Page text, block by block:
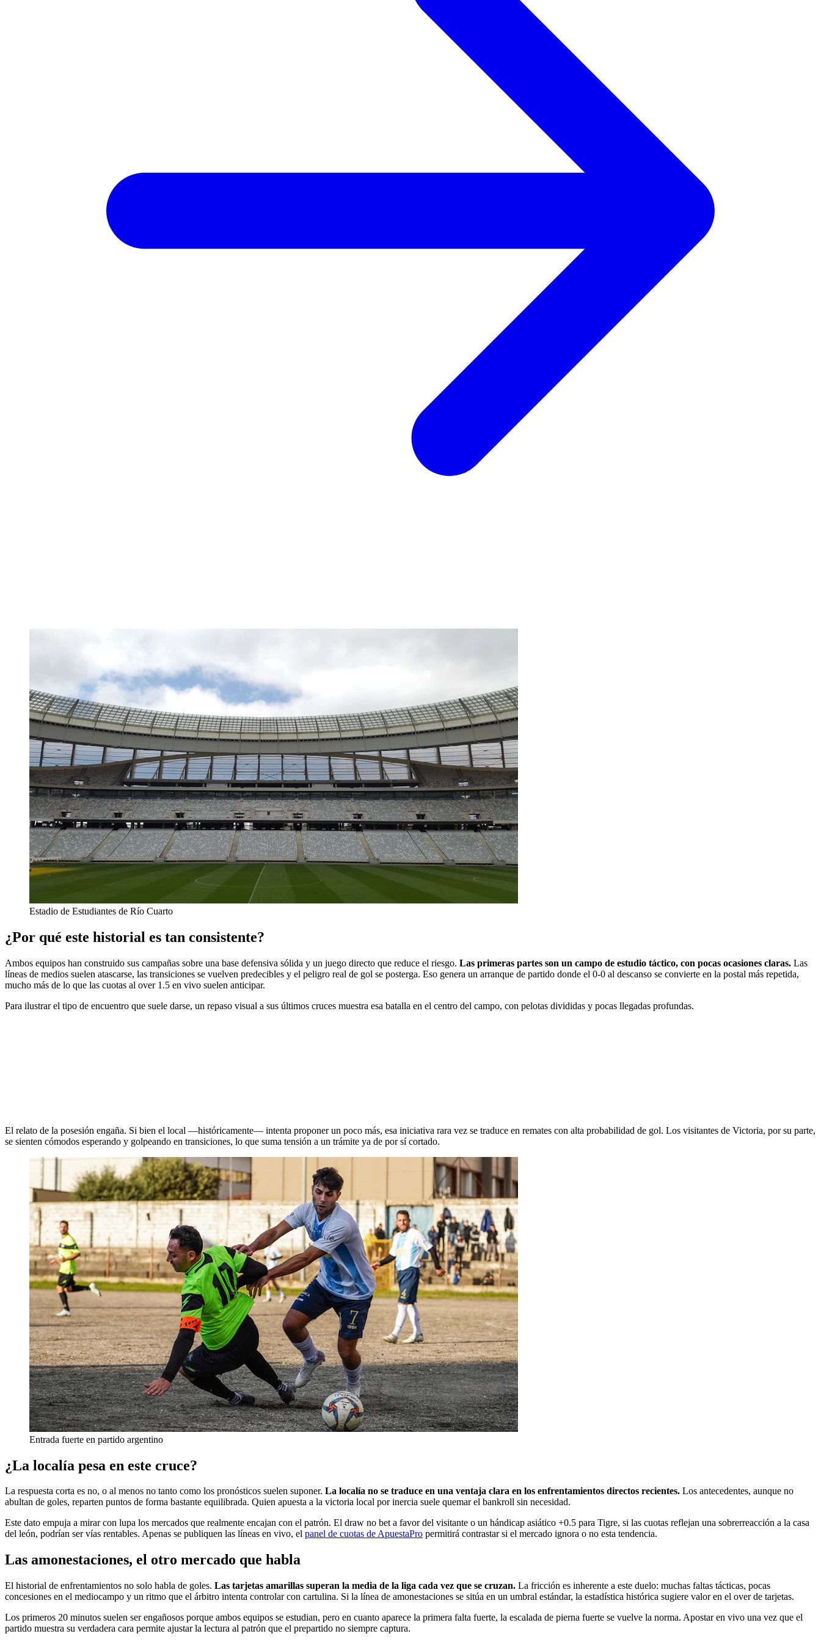
Estadio de Estudiantes de Río Cuarto
¿Por qué este historial es tan consistente?
Ambos equipos han construido sus campañas sobre una base defensiva sólida y un juego directo que reduce el riesgo. Las primeras partes son un campo de estudio táctico, con pocas ocasiones claras. Las
líneas de medios suelen atascarse, las transiciones se vuelven predecibles y el peligro real de gol se posterga. Eso genera un arranque de partido donde el 0-0 al descanso se convierte en la postal más repetida,
mucho más de lo que las cuotas al over 1.5 en vivo suelen anticipar.
Para ilustrar el tipo de encuentro que suele darse, un repaso visual a sus últimos cruces muestra esa batalla en el centro del campo, con pelotas divididas y pocas llegadas profundas.
El relato de la posesión engaña. Si bien el local —históricamente— intenta proponer un poco más, esa iniciativa rara vez se traduce en remates con alta probabilidad de gol. Los visitantes de Victoria, por su parte,
se sienten cómodos esperando y golpeando en transiciones, lo que suma tensión a un trámite ya de por sí cortado.
Entrada fuerte en partido argentino
¿La localía pesa en este cruce?
La respuesta corta es no, o al menos no tanto como los pronósticos suelen suponer. La localía no se traduce en una ventaja clara en los enfrentamientos directos recientes. Los antecedentes, aunque no
abultan de goles, reparten puntos de forma bastante equilibrada. Quien apuesta a la victoria local por inercia suele quemar el bankroll sin necesidad.
Este dato empuja a mirar con lupa los mercados que realmente encajan con el patrón. El draw no bet a favor del visitante o un hándicap asiático +0.5 para Tigre, si las cuotas reflejan una sobrerreacción a la casa
del león, podrían ser vías rentables. Apenas se publiquen las líneas en vivo, el panel de cuotas de ApuestaPro permitirá contrastar si el mercado ignora o no esta tendencia.
Las amonestaciones, el otro mercado que habla
El historial de enfrentamientos no solo habla de goles. Las tarjetas amarillas superan la media de la liga cada vez que se cruzan. La fricción es inherente a este duelo: muchas faltas tácticas, pocas
concesiones en el mediocampo y un ritmo que el árbitro intenta controlar con cartulina. Si la línea de amonestaciones se sitúa en un umbral estándar, la estadística histórica sugiere valor en el over de tarjetas.
Los primeros 20 minutos suelen ser engañosos porque ambos equipos se estudian, pero en cuanto aparece la primera falta fuerte, la escalada de pierna fuerte se vuelve la norma. Apostar en vivo una vez que el
partido muestra su verdadera cara permite ajustar la lectura al patrón que el prepartido no siempre captura.